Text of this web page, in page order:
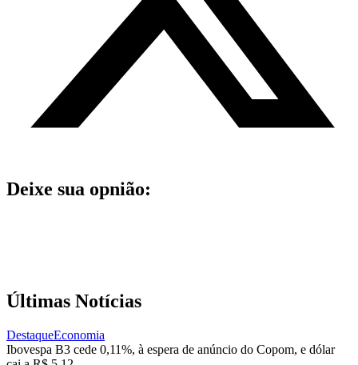
Deixe sua opnião:
Últimas Notícias
DestaqueEconomia
Ibovespa B3 cede 0,11%, à espera de anúncio do Copom, e dólar